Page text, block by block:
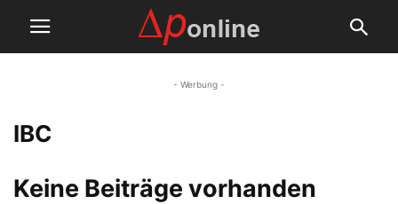
- Werbung -
IBC
Keine Beiträge vorhanden